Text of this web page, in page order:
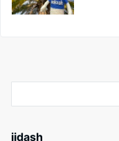
iidash